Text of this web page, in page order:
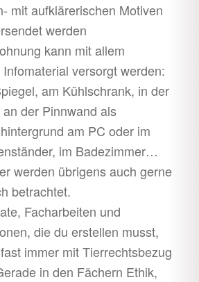
mit aufklärerischen Motiven
werden
kann mit allem
versorgt werden:
am Kühlschrank, in der
der Pinnwand als
am PC oder im
im Badezimmer…
werden übrigens auch gerne
betrachtet.
Facharbeiten und
die du erstellen musst,
immer mit Tierrechtsbezug
in den Fächern Ethik,